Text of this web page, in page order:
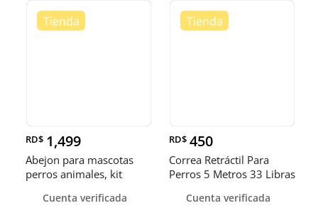
RD$ 1,499
Abejon para mascotas
perros animales, kit
Cuenta verificada
RD$ 450
Correa Retráctil Para
Perros 5 Metros 33 Libras
Cuenta verificada